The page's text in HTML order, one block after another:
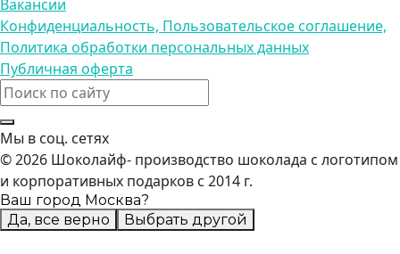
Вакансии
Конфиденциальность, Пользовательское соглашение,
Политика обработки персональных данных
Публичная оферта
Мы в соц. сетях
© 2026 Шоколайф- производство шоколада с логотипом
и корпоративных подарков с 2014 г.